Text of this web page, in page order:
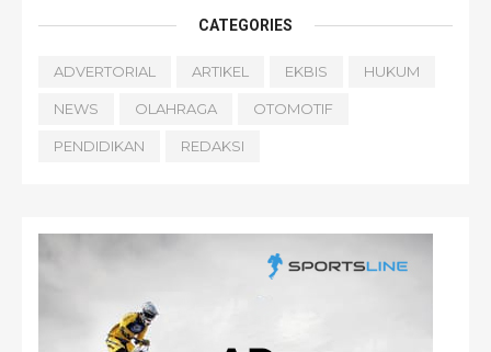
CATEGORIES
ADVERTORIAL ARTIKEL EKBIS HUKUM
NEWS OLAHRAGA OTOMOTIF
PENDIDIKAN REDAKSI